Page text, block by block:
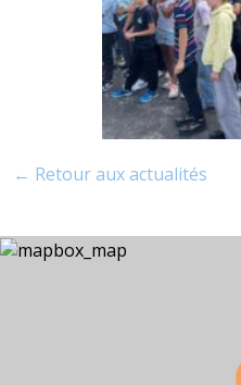
← Retour aux actualités